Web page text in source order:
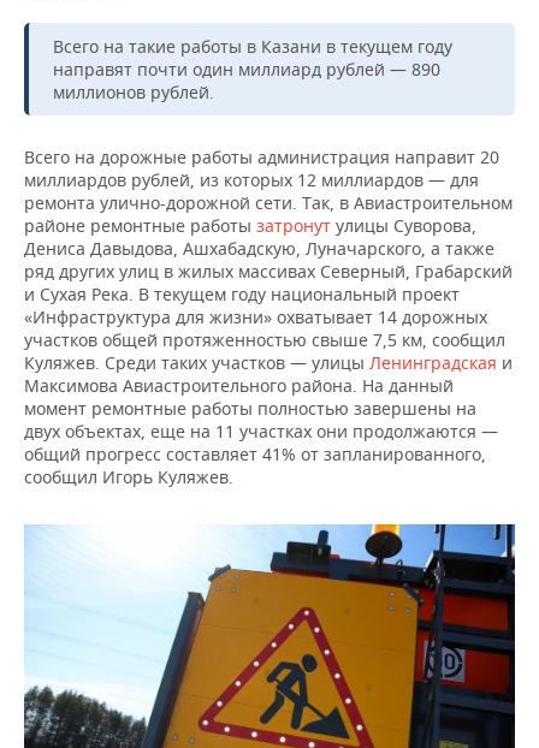
Всего на такие работы в Казани в текущем году
направят почти один миллиард рублей — 890
миллионов рублей.
Всего на дорожные работы администрация направит 20
миллиардов рублей, из которых 12 миллиардов — для
ремонта улично-дорожной сети. Так, в Авиастроительном
районе ремонтные работы затронут улицы Суворова,
Дениса Давыдова, Ашхабадскую, Луначарского, а также
ряд других улиц в жилых массивах Северный, Грабарский
и Сухая Река. В текущем году национальный проект
«Инфраструктура для жизни» охватывает 14 дорожных
участков общей протяженностью свыше 7,5 км, сообщил
Куляжев. Среди таких участков — улицы Ленинградская и
Максимова Авиастроительного района. На данный
момент ремонтные работы полностью завершены на
двух объектах, еще на 11 участках они продолжаются —
общий прогресс составляет 41% от запланированного,
сообщил Игорь Куляжев.